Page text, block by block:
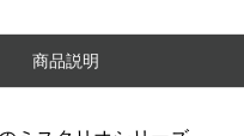
商品説明